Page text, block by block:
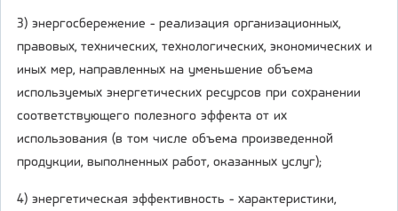
3) энергосбережение - реализация организационных,
правовых, технических, технологических, экономических и
иных мер, направленных на уменьшение объема
используемых энергетических ресурсов при сохранении
соответствующего полезного эффекта от их
использования (в том числе объема произведенной
продукции, выполненных работ, оказанных услуг);
4) энергетическая эффективность - характеристики,